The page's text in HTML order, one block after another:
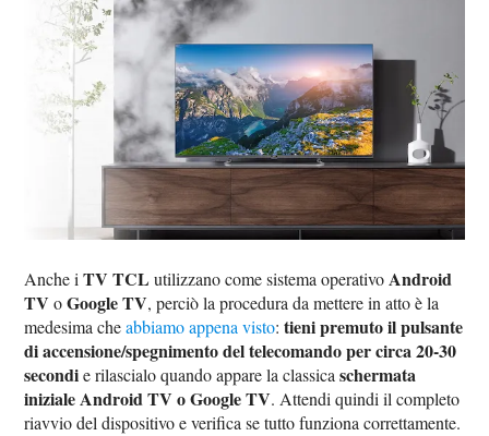
Anche iTV TCL utilizzano come sistema operativo Android
TV oGoogle TV, perciò la procedura da mettere in atto è la
medesima cheabbiamo appena visto:tieni premuto il pulsante
di accensione/spegnimento del telecomando per circa 20-30
secondie rilascialo quando appare la classicaschermata
iniziale Android TV o Google TV. Attendi quindi il completo
riavvio del dispositivo e verifica se tutto funziona correttamente.